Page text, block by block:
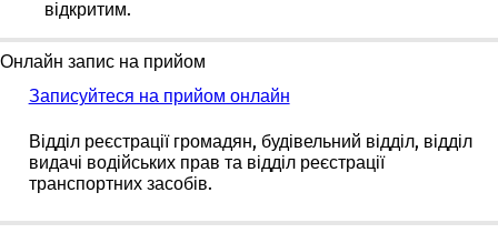
відкритим.
Онлайн запис на прийом
Записуйтеся на прийом онлайн
Відділ реєстрації громадян, будівельний відділ, відділ
видачі водійських прав та відділ реєстрації
транспортних засобів.